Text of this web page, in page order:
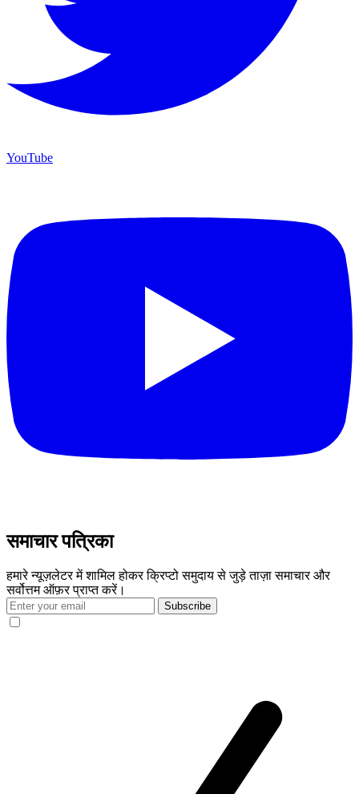
YouTube
समाचार पत्रिका
हमारे न्यूज़लेटर में शामिल होकर क्रिप्टो समुदाय से जुड़े ताज़ा समाचार और
सर्वोत्तम ऑफ़र प्राप्त करें।
Subscribe